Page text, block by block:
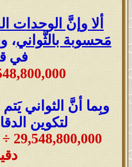
ألا وإنَّ الوحدات
مَحسوبة بالثَّواني،
في
29,548,800,000 =
وبِما أنَّ الثواني
لتكوين